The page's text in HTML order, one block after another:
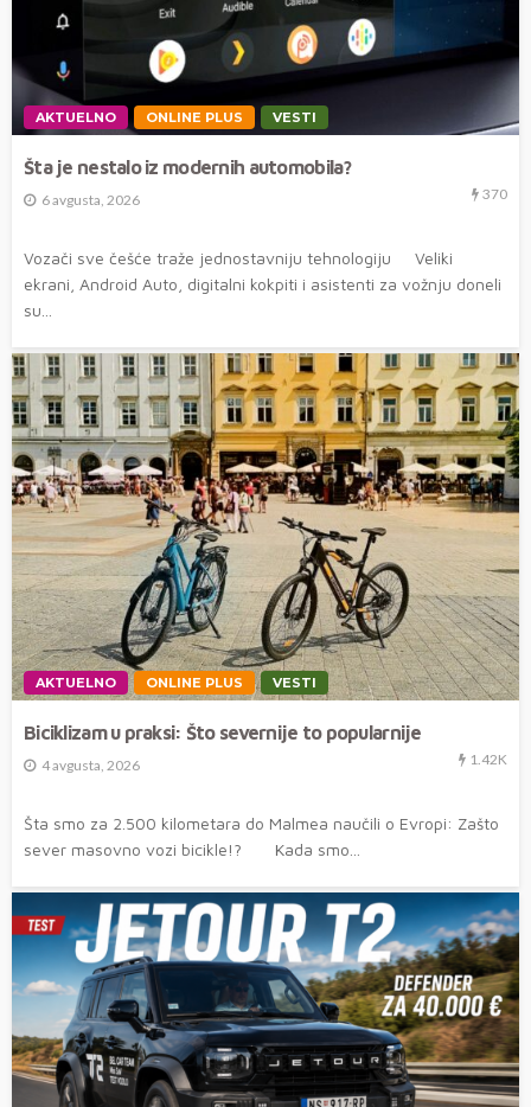
AKTUELNO ONLINE PLUS VESTI
Šta je nestalo iz modernih automobila?
6 avgusta, 2026 370
Vozači sve češće traže jednostavniju tehnologiju Veliki
ekrani, Android Auto, digitalni kokpiti i asistenti za vožnju doneli
su...
AKTUELNO ONLINE PLUS VESTI
Biciklizam u praksi: Što severnije to popularnije
4 avgusta, 2026 1.42K
Šta smo za 2.500 kilometara do Malmea naučili o Evropi: Zašto
sever masovno vozi bicikle!? Kada smo...